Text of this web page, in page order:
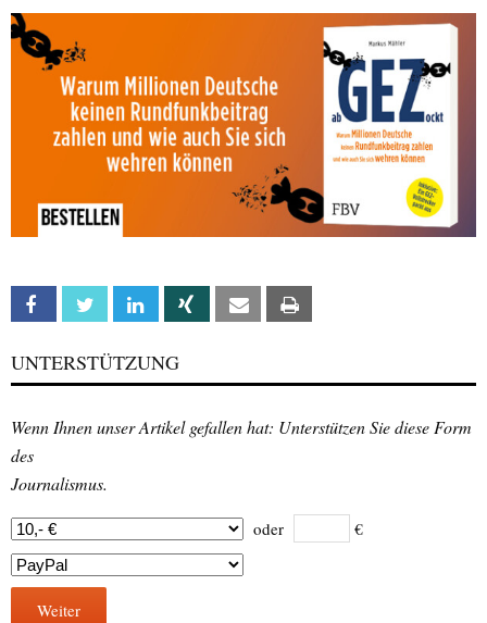
Facebook Twitter Linkedin Xing Email
UNTERSTÜTZUNG
Wenn Ihnen unser Artikel gefallen hat: Unterstützen Sie diese Form
des
Journalismus.
oder €
Weiter